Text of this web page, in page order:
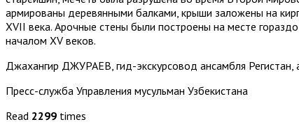
армированы деревянными балками, крыши заложены на
XVII века. Арочные стены были построены на месте
началом XV веков.
Джахангир ДЖУРАЕВ, гид-экскурсовод ансамбля
Пресс-служба Управления мусульман Узбекистана
Read 2299 times